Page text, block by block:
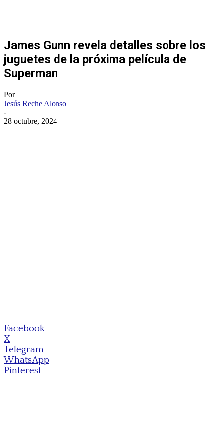
James Gunn revela detalles sobre los
juguetes de la próxima película de
Superman
Por
Jesús Reche Alonso
-
28 octubre, 2024
Facebook
X
Telegram
WhatsApp
Pinterest